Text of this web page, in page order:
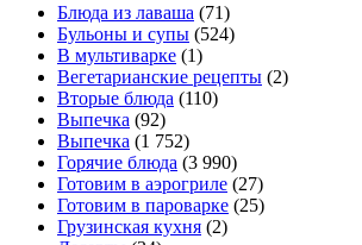
Блюда из лаваша (71)
Бульоны и супы (524)
В мультиварке (1)
Вегетарианские рецепты (2)
Вторые блюда (110)
Выпечка (92)
Выпечка (1 752)
Горячие блюда (3 990)
Готовим в аэрогриле (27)
Готовим в пароварке (25)
Грузинская кухня (2)